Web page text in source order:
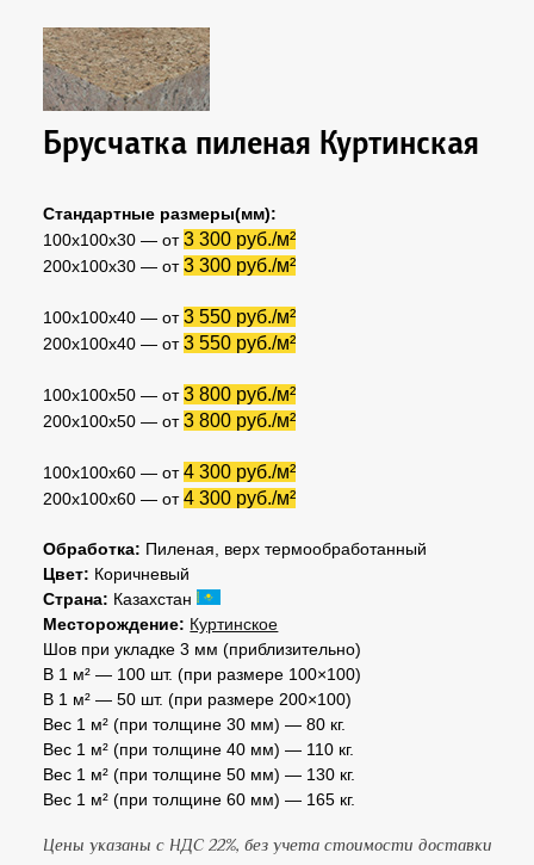
Брусчатка пиленая Куртинская
Стандартные размеры(мм):
100х100х30 — от3 300 руб./м²
200х100х30 — от3 300 руб./м²
100х100х40 — от3 550 руб./м²
200х100х40 — от3 550 руб./м²
100х100х50 — от3 800 руб./м²
200х100х50 — от3 800 руб./м²
100х100х60 — от4 300 руб./м²
200х100х60 — от4 300 руб./м²
Обработка: Пиленая, верх термообработанный
Цвет: Коричневый
Страна: Казахстан
Месторождение: Куртинское
Шов при укладке 3 мм (приблизительно)
В 1 м² — 100 шт. (при размере 100×100)
В 1 м² — 50 шт. (при размере 200×100)
Вес 1 м² (при толщине 30 мм) — 80 кг.
Вес 1 м² (при толщине 40 мм) — 110 кг.
Вес 1 м² (при толщине 50 мм) — 130 кг.
Вес 1 м² (при толщине 60 мм) — 165 кг.
Цены указаны с НДС 22%, без учета стоимости доставки